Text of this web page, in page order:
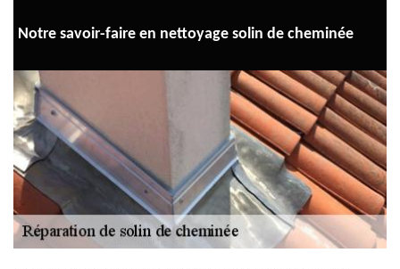
Notre savoir-faire en nettoyage solin de cheminée